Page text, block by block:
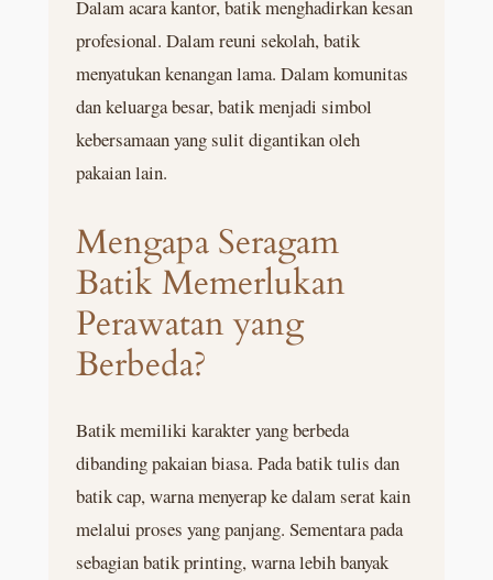
Dalam acara kantor, batik menghadirkan kesan
profesional. Dalam reuni sekolah, batik
menyatukan kenangan lama. Dalam komunitas
dan keluarga besar, batik menjadi simbol
kebersamaan yang sulit digantikan oleh
pakaian lain.
Mengapa Seragam
Batik Memerlukan
Perawatan yang
Berbeda?
Batik memiliki karakter yang berbeda
dibanding pakaian biasa. Pada batik tulis dan
batik cap, warna menyerap ke dalam serat kain
melalui proses yang panjang. Sementara pada
sebagian batik printing, warna lebih banyak